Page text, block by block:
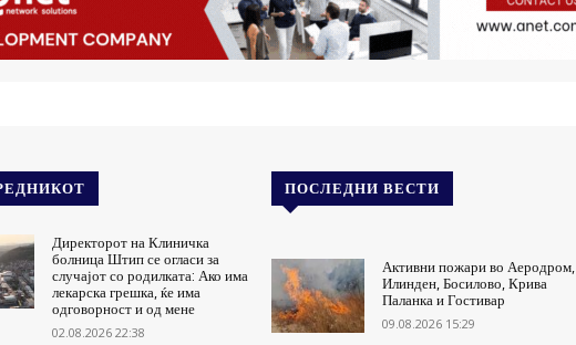
Директорот на Клиничка
болница Штип се огласи за
случајот со родилката: Ако има
лекарска грешка, ќе има
одговорност и од мене
02.08.2026 22:38
ПОСЛЕДНИ ВЕСТИ
Активни пожари во Аеродром,
Илинден, Босилово, Крива
Паланка и Гостивар
09.08.2026 15:29